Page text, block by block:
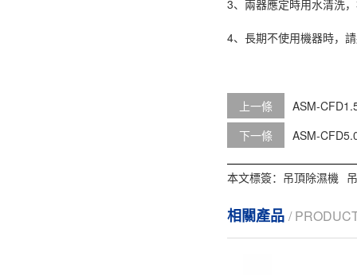
3、兩器應定時用水清洗
4、長期不使用機器時，
上一條
ASM-
下一條
ASM-
本文標簽： 吊頂除濕機
相關產品 /